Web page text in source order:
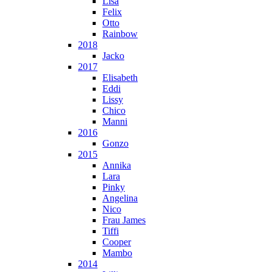
Felix
Otto
Rainbow
2018
Jacko
2017
Elisabeth
Eddi
Lissy
Chico
Manni
2016
Gonzo
2015
Annika
Lara
Pinky
Angelina
Nico
Frau James
Tiffi
Cooper
Mambo
2014